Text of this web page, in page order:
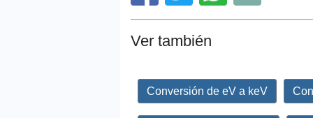
Ver también
Conversión de eV a keV